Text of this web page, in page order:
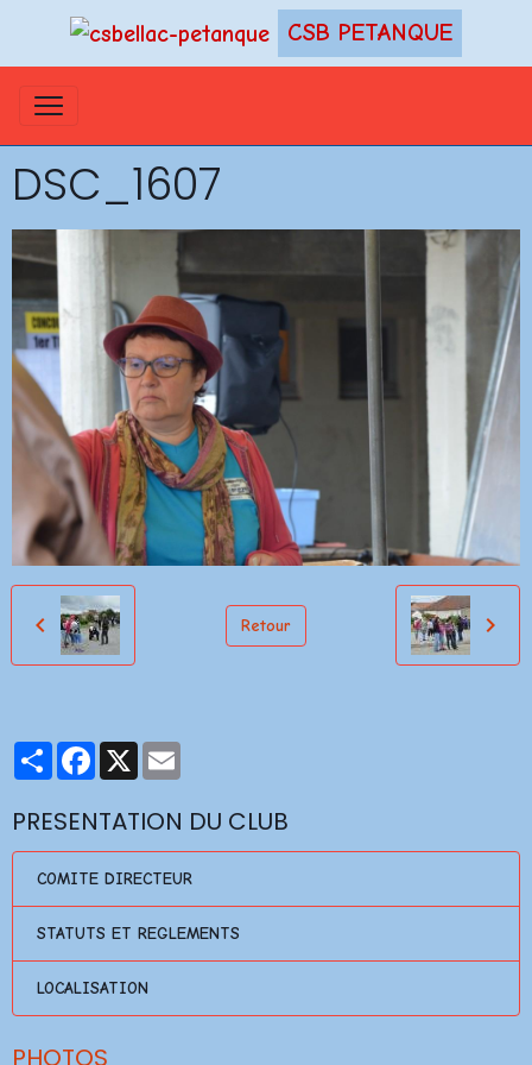
CSB PETANQUE
DSC_1607
Retour
PartagerFacebook
X
PRESENTATION DU CLUB
COMITE DIRECTEUR
STATUTS ET REGLEMENTS
LOCALISATION
PHOTOS